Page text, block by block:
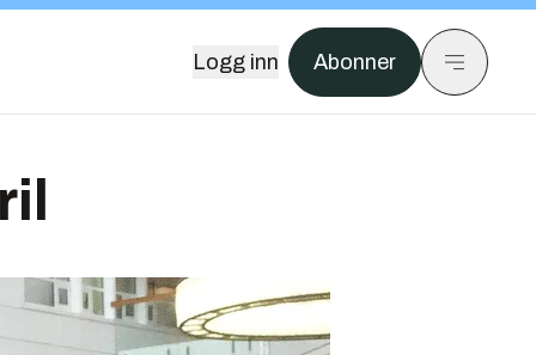
Logg inn Abonner